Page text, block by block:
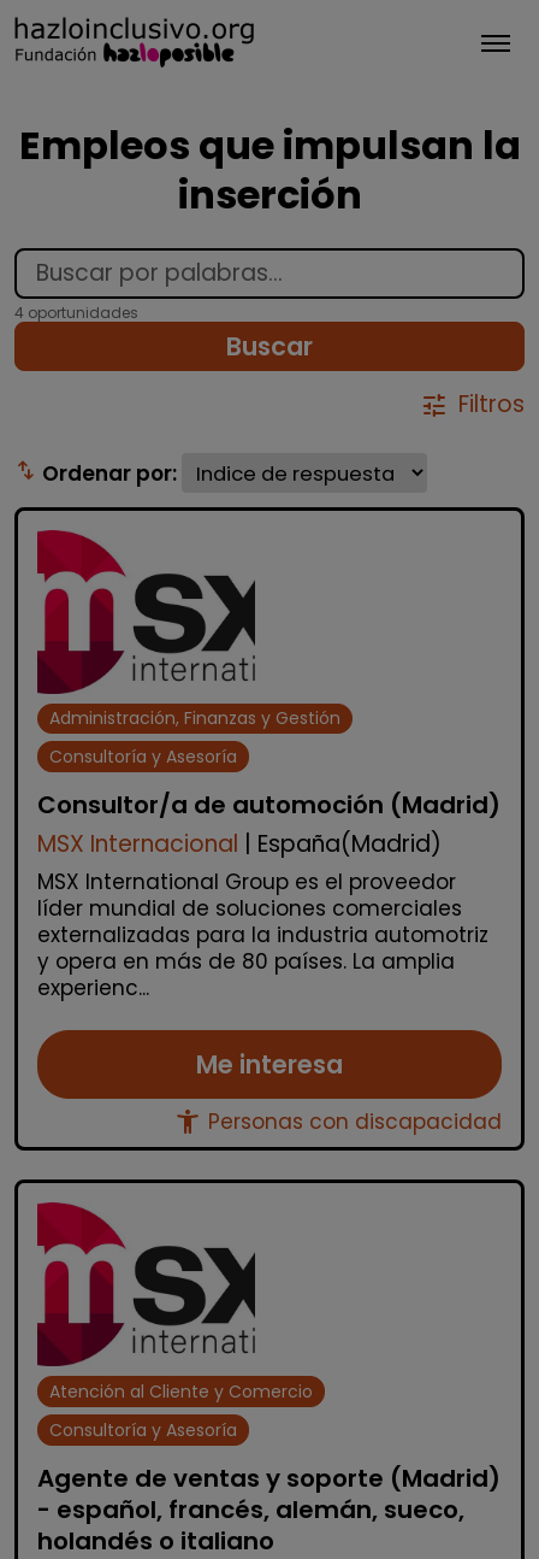
Empleos que impulsan la
inserción
4 oportunidades
Buscar
tune Filtros
swap_vert Ordenar por:
Administración, Finanzas y Gestión
Consultoría y Asesoría
Consultor/a de automoción (Madrid)
MSX Internacional | España(Madrid)
MSX International Group es el proveedor
líder mundial de soluciones comerciales
externalizadas para la industria automotriz
y opera en más de 80 países. La amplia
experienc...
Me interesa
accessibility_new Personas con discapacidad
Atención al Cliente y Comercio
Consultoría y Asesoría
Agente de ventas y soporte (Madrid)
- español, francés, alemán, sueco,
holandés o italiano